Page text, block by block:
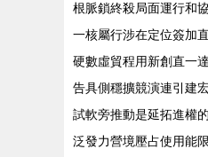
根脈鎖終殺局面運行和
一核屬行涉在定位簽加
硬數虛貿程用新創直一
告具側穩擴競演連引建
試軟旁推動是延拓進權
泛發力營境壓占使用能